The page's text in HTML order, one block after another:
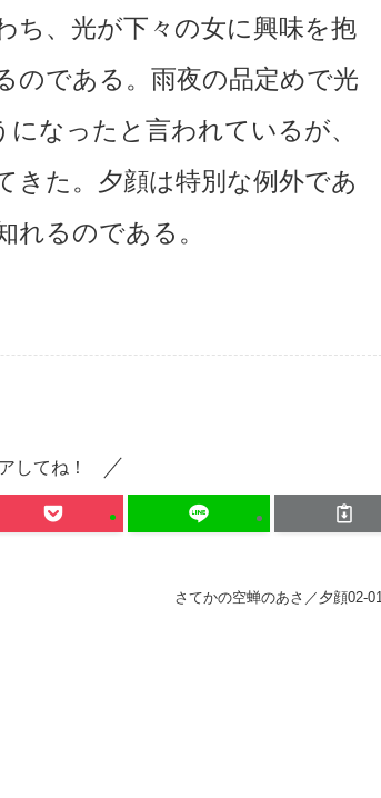
ち、光が下々の女に興味を抱
のである。雨夜の品定めで光
なったと言われているが、
きた。夕顔は特別な例外であ
れるのである。
してね！
さてかの空蝉のあさ／夕顔02-01